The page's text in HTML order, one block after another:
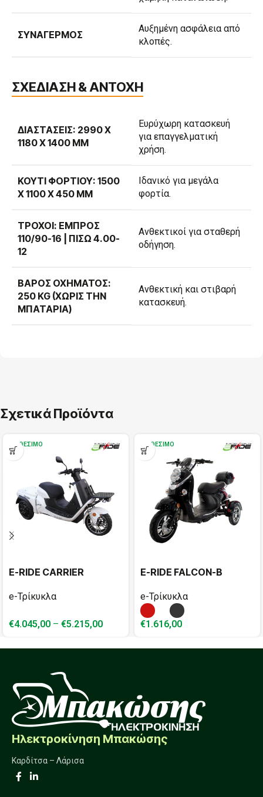
ΣΥΝΑΓΕΡΜΌΣ
Αυξημένη ασφάλεια από
κλοπές.
ΣΧΕΔΙΑΣΗ & ΑΝΤΟΧΗ
ΔΙΑΣΤΆΣΕΙΣ: 2990 X
1180 X 1400 MM
Ευρύχωρη κατασκευή
για επαγγελματική
χρήση.
ΚΟΥΤΊ ΦΟΡΤΊΟΥ: 1500
X 1100 X 450 MM
Ιδανικό για μεγάλα
φορτία.
ΤΡΟΧΟΊ: ΕΜΠΡΌΣ
110/90-16 | ΠΊΣΩ 4.00-
12
Ανθεκτικοί για σταθερή
οδήγηση.
ΒΆΡΟΣ ΟΧΉΜΑΤΟΣ:
250 KG (ΧΩΡΊΣ ΤΗΝ
ΜΠΑΤΑΡΊΑ)
Ανθεκτική και στιβαρή
κατασκευή.
Σχετικά Προϊόντα
ΔΙΑΘΈΣΙΜΟ
E-RIDE CARRIER
e-Τρίκυκλα
€4.045,00 – €5.215,00
ΔΙΑΘΈΣΙΜΟ
E-RIDE FALCON-B
e-Τρίκυκλα
€1.616,00
Ηλεκτροκίνηση Μπακώσης
Καρδίτσα – Λάρισα